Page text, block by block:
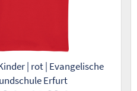
| rot | Evangelische
Erfurt